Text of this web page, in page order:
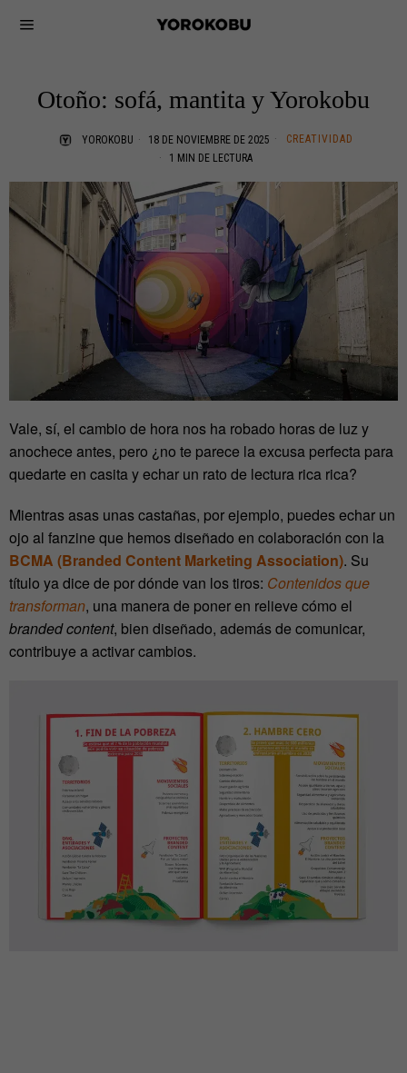
Otoño: sofá, mantita y Yorokobu
YOROKOBU 18 DE NOVIEMBRE DE 2025
CREATIVIDAD
1 MIN DE LECTURA
Vale, sí, el cambio de hora nos ha robado horas de luz y
anochece antes, pero ¿no te parece la excusa perfecta para
quedarte en casita y echar un rato de lectura rica rica?
Mientras asas unas castañas, por ejemplo, puedes echar un
ojo al fanzine que hemos diseñado en colaboración con la
BCMA (Branded Content Marketing Association). Su
título ya dice de por dónde van los tiros: Contenidos que
transforman, una manera de poner en relieve cómo el
branded content, bien diseñado, además de comunicar,
contribuye a activar cambios.